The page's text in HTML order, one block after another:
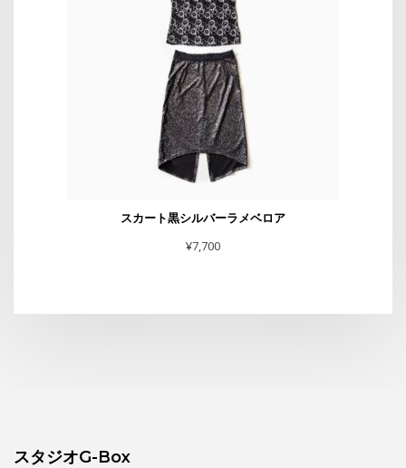
スカート黒シルバーラメベロア
¥7,700
スタジオG-Box